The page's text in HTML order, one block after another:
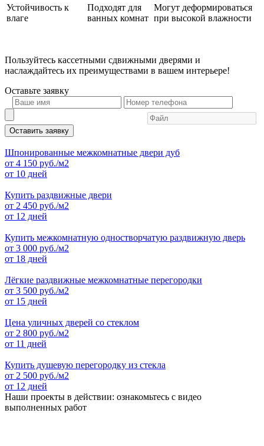
Устойчивость к
влаге
Подходят для
ванных комнат
Могут деформироваться
при высокой влажности
Пользуйтесь кассетными сдвижными дверями и
наслаждайтесь их преимуществами в вашем интерьере!
Оставьте заявку
Оставить заявку
Шпонированные межкомнатные двери дуб
от 4 150 руб./м2
от 10 дней
Купить раздвижные двери
от 2 450 руб./м2
от 12 дней
Купить межкомнатную одностворчатую раздвижную дверь
от 3 000 руб./м2
от 18 дней
Лёгкие раздвижные межкомнатные перегородки
от 3 500 руб./м2
от 15 дней
Цена уличных дверей со стеклом
от 2 800 руб./м2
от 11 дней
Купить душевую перегородку из стекла
от 2 500 руб./м2
от 12 дней
Наши проекты в действии: ознакомьтесь с видео
выполненных работ